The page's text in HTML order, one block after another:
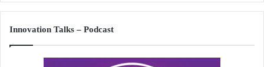
Innovation Talks – Podcast